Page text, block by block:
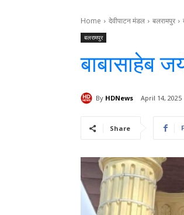
Home देवीपाटन मंडल बलरामपुर
बलरामपुर
बाबासाहेब
By HDNews April 14, 2025
Share